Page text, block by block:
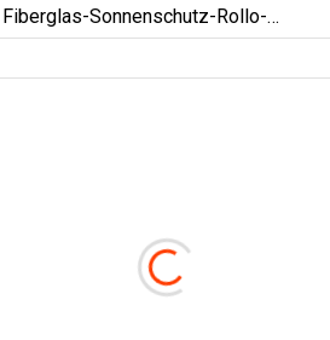
Fiberglas-Sonnenschutz-Rollo-
Fenster-Stoff Für Hersteller